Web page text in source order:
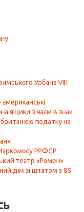
Урбана VIII
ящики з чаєм в знак
податку на
Наркомосу РРФСР
театр «Ромен»
дім зі штатом з 85